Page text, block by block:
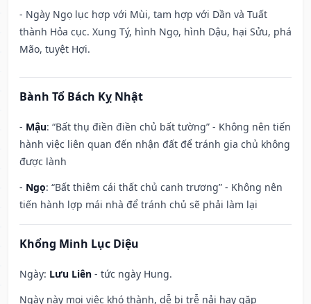
- Ngày Ngọ lục hợp với Mùi, tam hợp với Dần và Tuất
thành Hỏa cục. Xung Tý, hình Ngọ, hình Dậu, hại Sửu, phá
Mão, tuyệt Hợi.
Bành Tổ Bách Kỵ Nhật
- Mậu: “Bất thụ điền điền chủ bất tường” - Không nên tiến
hành việc liên quan đến nhận đất để tránh gia chủ không
được lành
- Ngọ: “Bất thiêm cái thất chủ canh trương” - Không nên
tiến hành lợp mái nhà để tránh chủ sẽ phải làm lại
Khổng Minh Lục Diệu
Ngày: Lưu Liên - tức ngày Hung.
Ngày này mọi việc khó thành, dễ bị trễ nải hay gặp